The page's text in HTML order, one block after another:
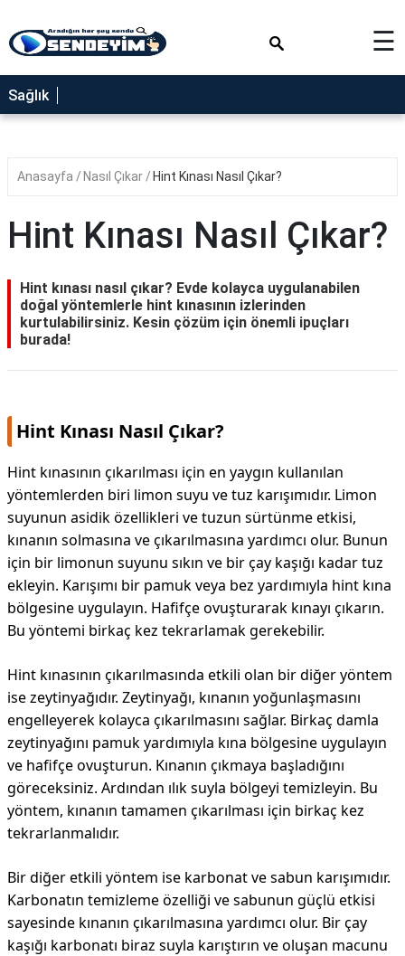
SAĞLIK
NEDİR
YEMEK
RÜYA
GEZİLECEK
YERLER
BLOG
☰
Sağlık
Anasayfa Nasıl Çıkar Hint Kınası Nasıl Çıkar?
Hint Kınası Nasıl Çıkar?
Hint kınası nasıl çıkar? Evde kolayca uygulanabilen
doğal yöntemlerle hint kınasının izlerinden
kurtulabilirsiniz. Kesin çözüm için önemli ipuçları
burada!
Hint Kınası Nasıl Çıkar?
Hint kınasının çıkarılması için en yaygın kullanılan
yöntemlerden biri limon suyu ve tuz karışımıdır. Limon
suyunun asidik özellikleri ve tuzun sürtünme etkisi,
kınanın solmasına ve çıkarılmasına yardımcı olur. Bunun
için bir limonun suyunu sıkın ve bir çay kaşığı kadar tuz
ekleyin. Karışımı bir pamuk veya bez yardımıyla hint kına
bölgesine uygulayın. Hafifçe ovuşturarak kınayı çıkarın.
Bu yöntemi birkaç kez tekrarlamak gerekebilir.
Hint kınasının çıkarılmasında etkili olan bir diğer yöntem
ise zeytinyağıdır. Zeytinyağı, kınanın yoğunlaşmasını
engelleyerek kolayca çıkarılmasını sağlar. Birkaç damla
zeytinyağını pamuk yardımıyla kına bölgesine uygulayın
ve hafifçe ovuşturun. Kınanın çıkmaya başladığını
göreceksiniz. Ardından ılık suyla bölgeyi temizleyin. Bu
yöntem, kınanın tamamen çıkarılması için birkaç kez
tekrarlanmalıdır.
Bir diğer etkili yöntem ise karbonat ve sabun karışımıdır.
Karbonatın temizleme özelliği ve sabunun güçlü etkisi
sayesinde kınanın çıkarılmasına yardımcı olur. Bir çay
kaşığı karbonatı biraz suyla karıştırın ve oluşan macunu